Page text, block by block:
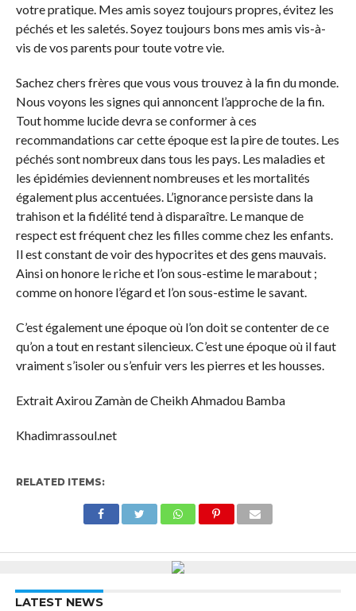
votre pratique. Mes amis soyez toujours propres, évitez les
péchés et les saletés. Soyez toujours bons mes amis vis-à-
vis de vos parents pour toute votre vie.
Sachez chers frères que vous vous trouvez à la fin du monde.
Nous voyons les signes qui annoncent l’approche de la fin.
Tout homme lucide devra se conformer à ces
recommandations car cette époque est la pire de toutes. Les
péchés sont nombreux dans tous les pays. Les maladies et
les épidémies deviennent nombreuses et les mortalités
également plus accentuées. L’ignorance persiste dans la
trahison et la fidélité tend à disparaître. Le manque de
respect est fréquent chez les filles comme chez les enfants.
Il est constant de voir des hypocrites et des gens mauvais.
Ainsi on honore le riche et l’on sous-estime le marabout ;
comme on honore l’égard et l’on sous-estime le savant.
C’est également une époque où l’on doit se contenter de ce
qu’on a tout en restant silencieux. C’est une époque où il faut
vraiment s’isoler ou s’enfuir vers les pierres et les housses.
Extrait Axirou Zamàn de Cheikh Ahmadou Bamba
Khadimrassoul.net
RELATED ITEMS:
LATEST NEWS